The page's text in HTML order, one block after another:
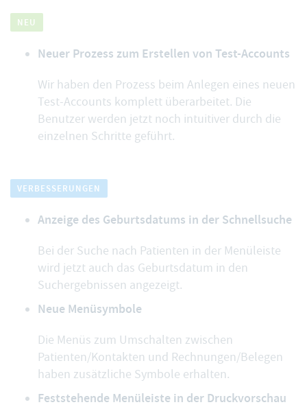
NEU
Neuer Prozess zum Erstellen von Test-Accounts
Wir haben den Prozess beim Anlegen eines neuen
Test-Accounts komplett überarbeitet. Die
Benutzer werden jetzt noch intuitiver durch die
einzelnen Schritte geführt.
VERBESSERUNGEN
Anzeige des Geburtsdatums in der Schnellsuche
Bei der Suche nach Patienten in der Menüleiste
wird jetzt auch das Geburtsdatum in den
Suchergebnissen angezeigt.
Neue Menüsymbole
Die Menüs zum Umschalten zwischen
Patienten/Kontakten und Rechnungen/Belegen
haben zusätzliche Symbole erhalten.
Feststehende Menüleiste in der Druckvorschau